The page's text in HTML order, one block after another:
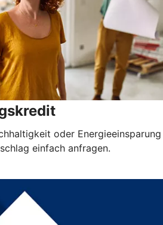
oder Energieeinsparung
einfach anfragen.